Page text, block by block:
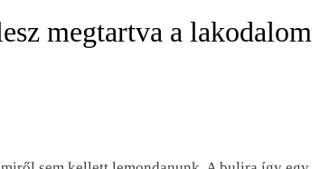
megtartva a lakodalom